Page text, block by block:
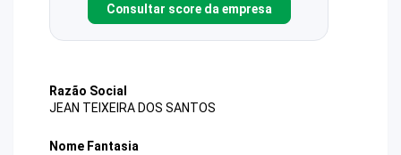
Consultar score da empresa
Razão Social
JEAN TEIXEIRA DOS SANTOS
Nome Fantasia